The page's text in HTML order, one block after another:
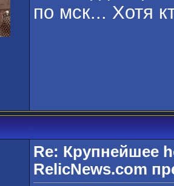
по мск... Хотя
Re: Крупнейшее
RelicNews.com